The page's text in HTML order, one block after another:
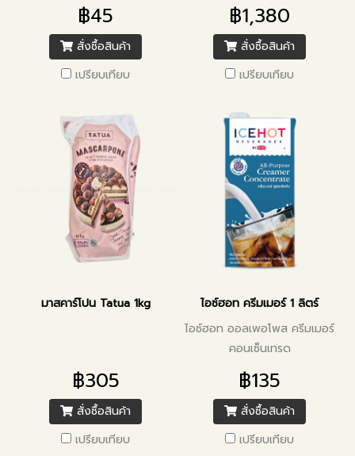
฿45
สั่งซื้อสินค้า
เปรียบเทียบ
฿1,380
สั่งซื้อสินค้า
เปรียบเทียบ
มาสคาร์โปน Tatua 1kg
฿305
สั่งซื้อสินค้า
เปรียบเทียบ
ไอซ์ฮอท ครีมเมอร์ 1 ลิตร์
ไอซ์ฮอท ออลเพอโพส ครีมเมอร์
คอนเซ็นเทรด
฿135
สั่งซื้อสินค้า
เปรียบเทียบ